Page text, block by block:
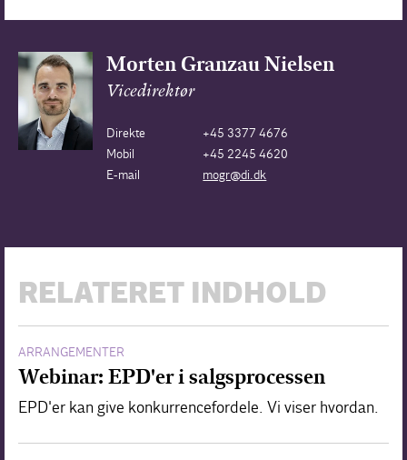
Morten Granzau Nielsen
Vicedirektør
Direkte
+45 3377 4676
Mobil
+45 2245 4620
E-mail
mogr@di.dk
RELATERET INDHOLD
ARRANGEMENTER
Webinar: EPD'er i salgsprocessen
EPD'er kan give konkurrencefordele. Vi viser hvordan.